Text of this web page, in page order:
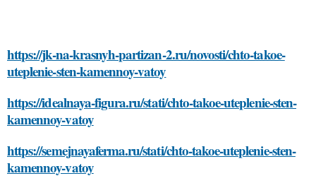
https://jk-na-krasnyh-partizan-2.ru/novosti/chto-takoe-
uteplenie-sten-kamennoy-vatoy
https://idealnaya-figura.ru/stati/chto-takoe-uteplenie-sten-
kamennoy-vatoy
https://semejnayaferma.ru/stati/chto-takoe-uteplenie-sten-
kamennoy-vatoy